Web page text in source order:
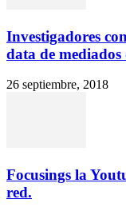
Investigadores
data de mediados
26 septiembre, 2018
Focusings la
red.